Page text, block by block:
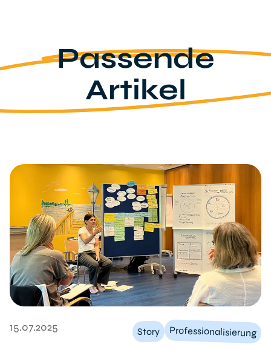
Passende
Artikel
15.07.2025 Story Professionalisierung